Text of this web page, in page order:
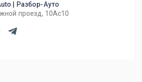
| Разбор-Ауто
проезд, 10Ас10